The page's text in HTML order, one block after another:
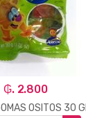
₲. 2.800
OSITOS 30